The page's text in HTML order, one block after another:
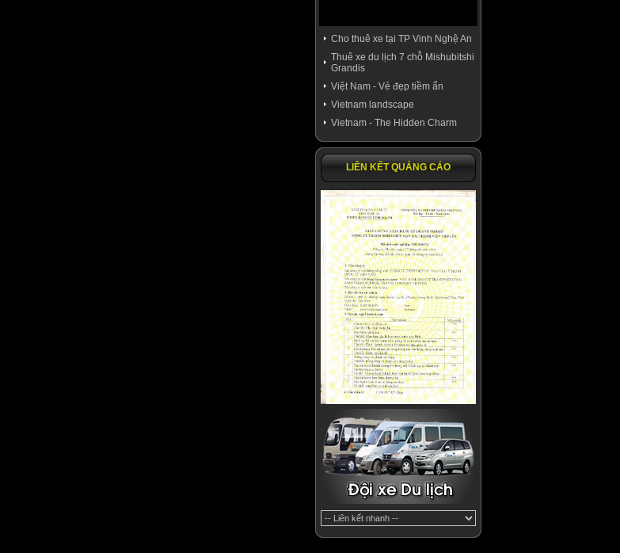
Cho thuê xe tại TP Vinh Nghệ An
Thuê xe du lịch 7 chỗ Mishubitshi
Grandis
Việt Nam - Vẻ đẹp tiềm ẩn
Vietnam landscape
Vietnam - The Hidden Charm
LIÊN KẾT QUẢNG CÁO